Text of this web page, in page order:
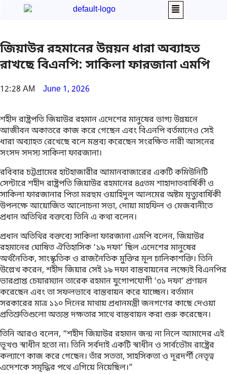
জিয়াউর রহমানের উন্নয়ন ধারা অব্যাহত
রাখছে বিএনপি: সাকিলা ফারজানা এমপি
12:28 AM June 1, 2026
শহীদ রাষ্ট্রপতি জিয়াউর রহমান এদেশের মানুষের ভাগ্য উন্নয়নে
আজীবন অকাতরে কাজ করে গেছেন এবং বিএনপি বর্তমানেও সেই
ধারা অব্যাহত রেখেছে বলে মন্তব্য করেছেন সংরক্ষিত নারী আসনের
সংসদ সদস্য সাকিলা ফারজানা।
রবিবার চট্টগ্রামের হাটহাজারীর আমানবাজারের একটি কমিউনিটি
সেন্টারে শহীদ রাষ্ট্রপতি জিয়াউর রহমানের ৪৫তম শাহাদাতবার্ষিকী ও
সাকিলা ফারজানার পিতা মরহুম ওয়াহিদুল আলমের অষ্টম মৃত্যুবার্ষিকী
উপলক্ষে আয়োজিত আলোচনা সভা, দোয়া মাহফিল ও মেজবানীতে
প্রধান অতিথির বক্তব্যে তিনি এ কথা বলেন।
প্রধান অতিথির বক্তব্যে সাকিলা ফারজানা এমপি বলেন, জিয়াউর
রহমানের ঘোষিত ঐতিহাসিক ‘১৯ দফা’ ছিল এদেশের মানুষের
অর্থনৈতিক, সাংস্কৃতিক ও রাজনৈতিক মুক্তির মূল চালিকাশক্তি। তিনি
উল্লেখ করেন, শহীদ জিয়ার সেই ১৯ দফা বাস্তবায়নের লক্ষ্যেই বিএনপির
ভারপ্রাপ্ত চেয়ারম্যান তারেক রহমান যুগোপযোগী ‘৩১ দফা’ প্রণয়ন
করেছেন এবং তা সফলভাবে বাস্তবায়ন করে যাচ্ছেন। বর্তমান
সরকারের মাত্র ১১০ দিনের মাথায় প্রধানমন্ত্রী জনগণের কাছে দেওয়া
প্রতিশ্রুতিগুলো অত্যন্ত দক্ষতার সাথে বাস্তবায়ন করা শুরু করেছেন।
তিনি আরও বলেন, “শহীদ জিয়াউর রহমান জন্ম না নিলে আমাদের এই
ভূখণ্ড স্বাধীন হতো না। তিনি সর্বদাই একটি স্বাধীন ও সার্বভৌম রাষ্ট্রের
কল্যাণে কাজ করে গেছেন। তাঁর সততা, সাহসিকতা ও দূরদর্শী নেতৃত্ব
এদেশকে সমৃদ্ধির পথে এগিয়ে নিয়েছিল।”